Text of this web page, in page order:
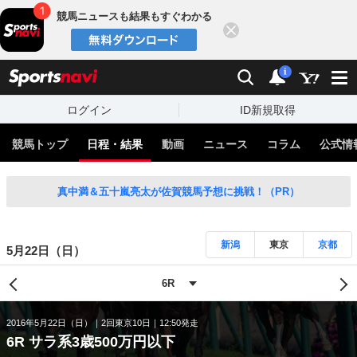
競馬ニュースも結果もすぐわかる
検索 通知
i
ログイン ID新規取得
競馬トップ 日程・結果 動画 ニュース コラム 公式情
真中満＆五十嵐亮太が佐賀競馬予想に挑戦！（PR）
5月22日（日） 新潟 東京 京都
2016年5月22日（日） 2回東京10日 12:50発走
6R サラ系3歳500万円以下